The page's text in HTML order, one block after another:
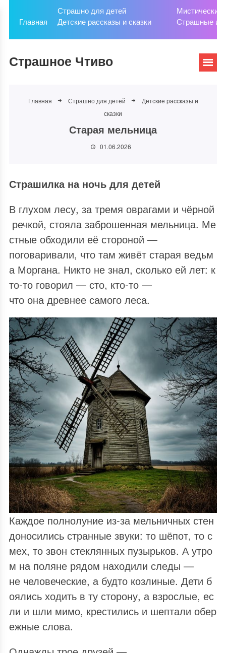
Главная
Страшно для детей
Детские рассказы и сказки
Мистические
Страшные
Страшное Чтиво
Главная Страшно для детей
Детские рассказы и
сказки
Старая мельница
01.06.2026
Страшилка на ночь для детей
В глухом лесу, за тремя оврагами и чёрной
речкой, стояла заброшенная мельница. Ме
стные обходили её стороной —
поговаривали, что там живёт старая ведьм
а Моргана. Никто не знал, сколько ей лет: к
то‑то говорил — сто, кто‑то —
что она древнее самого леса.
Каждое полнолуние из‑за мельничных стен
доносились странные звуки: то шёпот, то с
мех, то звон стеклянных пузырьков. А утро
м на поляне рядом находили следы —
не человеческие, а будто козлиные. Дети б
оялись ходить в ту сторону, а взрослые, ес
ли и шли мимо, крестились и шептали обер
ежные слова.